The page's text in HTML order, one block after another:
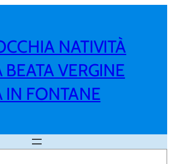
NATIVITÀ
BEATA VERGINE
IN FONTANE